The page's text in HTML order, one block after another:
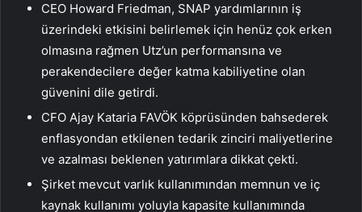
CEO Howard Friedman, SNAP yardımlarının iş
üzerindeki etkisini belirlemek için henüz çok erken
olmasına rağmen Utz’un performansına ve
perakendecilere değer katma kabiliyetine olan
güvenini dile getirdi.
CFO Ajay Kataria FAVÖK köprüsünden bahsederek
enflasyondan etkilenen tedarik zinciri maliyetlerine
ve azalması beklenen yatırımlara dikkat çekti.
Şirket mevcut varlık kullanımından memnun ve iç
kaynak kullanımı yoluyla kapasite kullanımında